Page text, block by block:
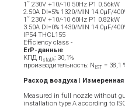
1˜ 230V +10/-10 50Hz P1 0.56kW
2.50A DI=5% 1320/MIN 14.0µF/
1˜ 230V +10/-10 60Hz P1 0.82kW
3.50A DI=0% 1430/MIN 14.0µF/
IP54 THCL155
Efficiency class -
ErP-данные
КПД η statA: 30,1%
производительность: N IST = 38,1
Расход воздуха | Измеренная
Measured in full nozzle without
installation type A according to